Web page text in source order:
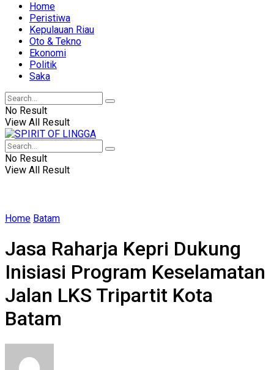
Home
Peristiwa
Kepulauan Riau
Oto & Tekno
Ekonomi
Politik
Saka
No Result
View All Result
No Result
View All Result
Home Batam
Jasa Raharja Kepri Dukung
Inisiasi Program Keselamatan
Jalan LKS Tripartit Kota
Batam